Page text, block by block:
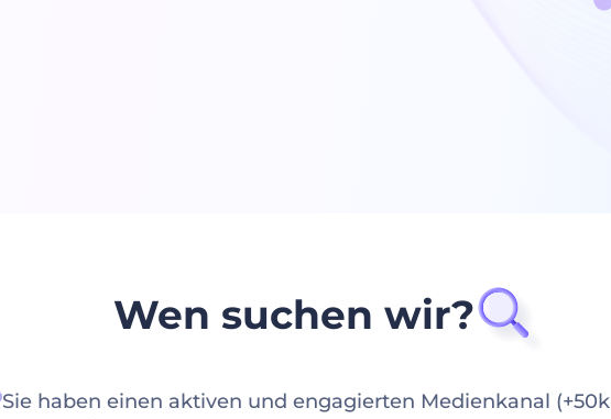
Wen suchen wir?
Sie haben einen aktiven und engagierten Medienkanal (+50k